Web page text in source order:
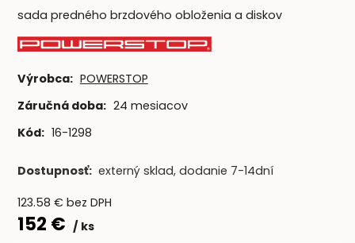
sada predného brzdového obloženia a diskov
Výrobca: POWERSTOP
Záručná doba: 24 mesiacov
Kód: 16-1298
Dostupnosť: externý sklad, dodanie 7-14dní
123.58 € bez DPH
152 € ks